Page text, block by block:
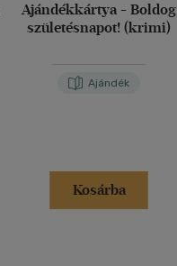
Ajándékkártya - Boldog
születésnapot! (krimi)
Ajándék
Kosárba